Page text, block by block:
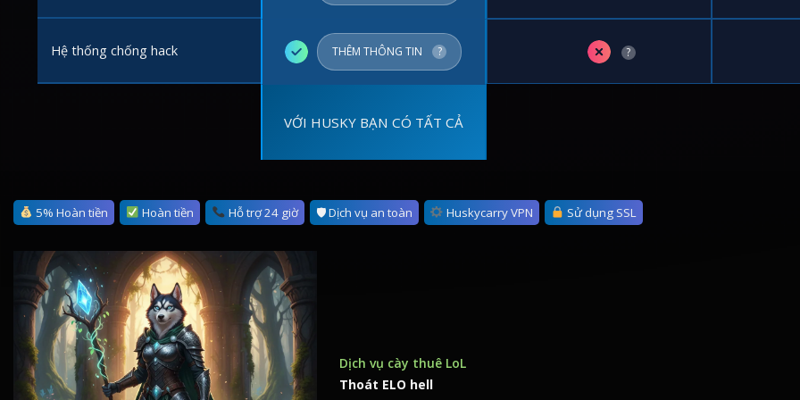
Hệ thống chống hack ✓ THÊM THÔNG TIN ? ✗ ?
VỚI HUSKY BẠN CÓ TẤT CẢ
5% Hoàn tiền Hoàn tiền Hỗ trợ 24 giờ 🛡 Dịch vụ an toàn Huskycarry VPN Sử dụng SSL
Dịch vụ cày thuê LoL
Thoát ELO hell